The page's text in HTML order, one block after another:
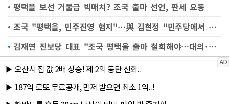
평택을 보선 거물급 빅매치? 조국 출마 선언, 판세 요동
조국 "평택을, 민주진영 험지"…與 김현정 "민주당에서 험지는 아냐"
김재연 진보당 대표 "조국 평택을 출마 철회해야…대의·명분 없어"